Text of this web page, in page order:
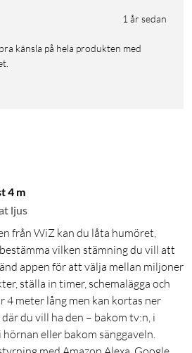
1 år sedan
4 m
ljus
från WiZ kan du låta humöret,
vilken stämning du vill att
appen för att välja mellan miljoner
ställa in timer, schemalägga och
4 meter lång men kan kortas ner
du vill ha den – bakom tv:n, i
eller bakom sänggaveln.